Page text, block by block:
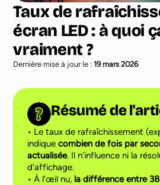
Taux de
écran LED : à quoi
vraiment ?
Dernière mise à jour le :19 mars 2026
Résumé de
• Le taux de rafraîchissement
indiquecombien de fois par
actualisée. Il n’influence ni la
d’affichage.
• À l’œil nu, la différence entre